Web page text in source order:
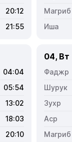
20:12
21:55
04:04
05:54
13:02
18:03
20:10
04, Вт